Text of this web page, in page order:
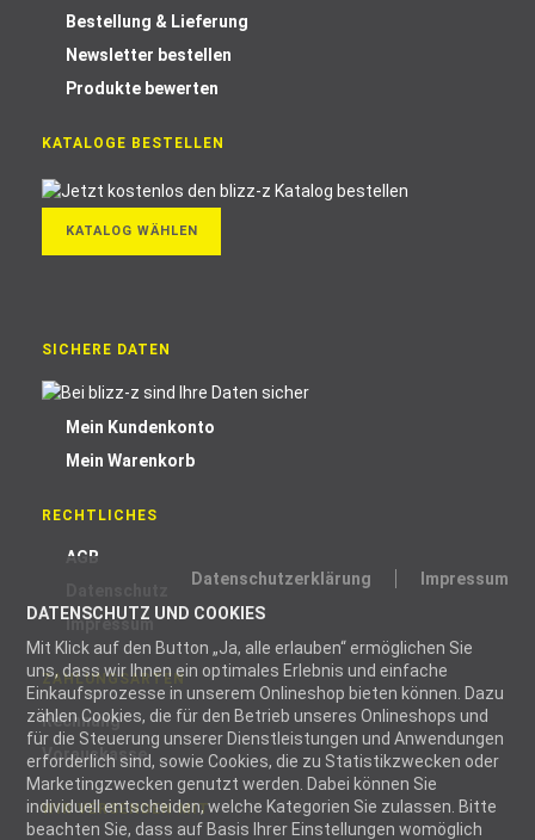
Datenschutzerklärung
Impressum
DATENSCHUTZ UND COOKIES
Mit Klick auf den Button „Ja, alle erlauben“ ermöglichen Sie
uns, dass wir Ihnen ein optimales Erlebnis und einfache
Einkaufsprozesse in unserem Onlineshop bieten können. Dazu
zählen Cookies, die für den Betrieb unseres Onlineshops und
für die Steuerung unserer Dienstleistungen und Anwendungen
erforderlich sind, sowie Cookies, die zu Statistikzwecken oder
Marketingzwecken genutzt werden. Dabei können Sie
individuell entscheiden, welche Kategorien Sie zulassen. Bitte
beachten Sie, dass auf Basis Ihrer Einstellungen womöglich
Bestellung & Lieferung
Newsletter bestellen
Produkte bewerten
KATALOGE BESTELLEN
KATALOG WÄHLEN
SICHERE DATEN
Mein Kundenkonto
Mein Warenkorb
RECHTLICHES
AGB
Impressum
ZAHLUNGSARTEN
Rechnung
Vorauskasse
WIR VERSENDEN MIT